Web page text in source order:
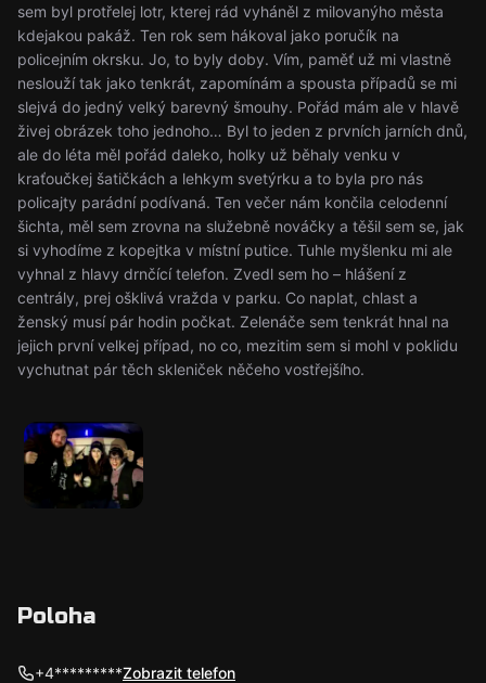
sem byl protřelej lotr, kterej rád vyháněl z milovanýho města
kdejakou pakáž. Ten rok sem hákoval jako poručík na
policejním okrsku. Jo, to byly doby. Vím, paměť už mi vlastně
neslouží tak jako tenkrát, zapomínám a spousta případů se mi
slejvá do jedný velký barevný šmouhy. Pořád mám ale v hlavě
živej obrázek toho jednoho… Byl to jeden z prvních jarních dnů,
ale do léta měl pořád daleko, holky už běhaly venku v
kraťoučkej šatičkách a lehkym svetýrku a to byla pro nás
policajty parádní podívaná. Ten večer nám končila celodenní
šichta, měl sem zrovna na služebně nováčky a těšil sem se, jak
si vyhodíme z kopejtka v místní putice. Tuhle myšlenku mi ale
vyhnal z hlavy drnčící telefon. Zvedl sem ho – hlášení z
centrály, prej ošklivá vražda v parku. Co naplat, chlast a
ženský musí pár hodin počkat. Zelenáče sem tenkrát hnal na
jejich první velkej případ, no co, mezitim sem si mohl v poklidu
vychutnat pár těch skleniček něčeho vostřejšího.
Poloha
+4*********Zobrazit telefon